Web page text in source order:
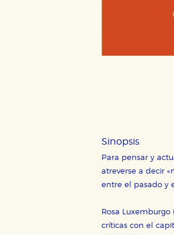
Sinopsis
Para pensar y
atreverse a decir
entre el pasado y
Rosa
críticas con el
Estas
hacerlo